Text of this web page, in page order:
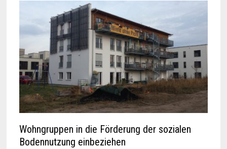
Wohngruppen in die Förderung der sozialen
Bodennutzung einbeziehen